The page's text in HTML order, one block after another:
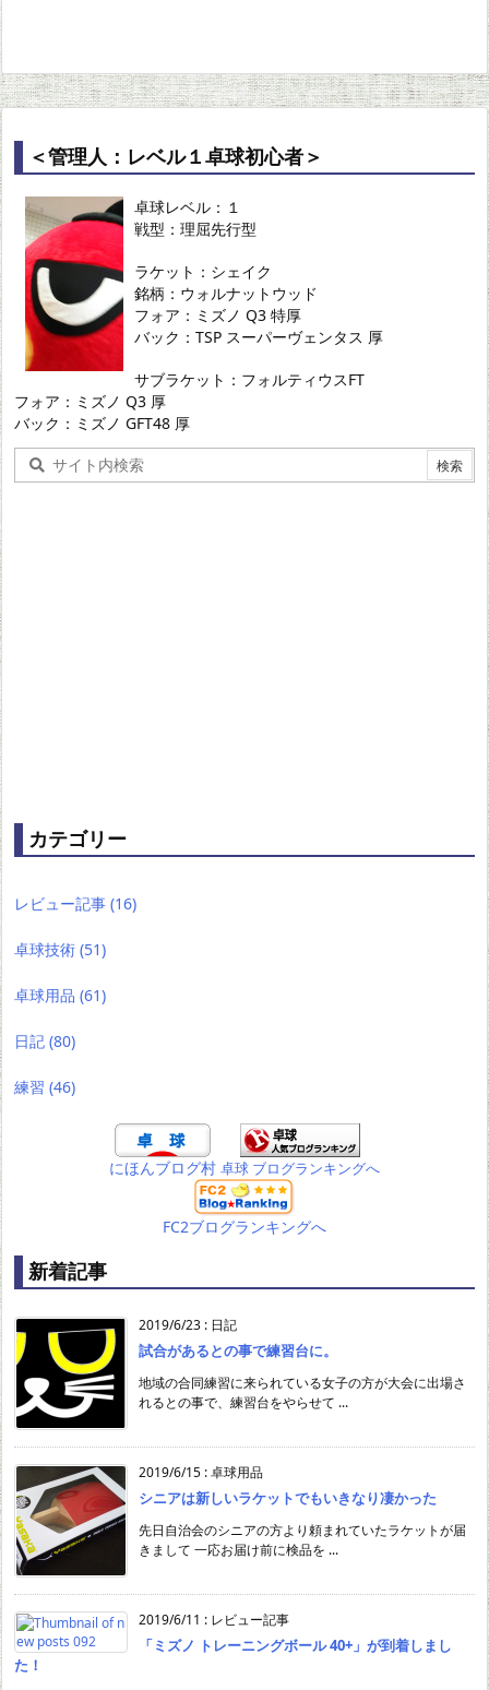
＜管理人：レベル１卓球初心者＞
卓球レベル：１
戦型：理屈先行型
ラケット：シェイク
銘柄：ウォルナットウッド
フォア：ミズノ Q3 特厚
バック：TSP スーパーヴェンタス 厚
サブラケット：フォルティウスFT
フォア：ミズノ Q3 厚
バック：ミズノ GFT48 厚
カテゴリー
レビュー記事 (16)
卓球技術 (51)
卓球用品 (61)
日記 (80)
練習 (46)
にほんブログ村 卓球 ブログランキングへ
FC2ブログランキングへ
新着記事
2019/6/23 : 日記
試合があるとの事で練習台に。
地域の合同練習に来られている女子の方が大会に出場さ
れるとの事で、練習台をやらせて ...
2019/6/15 :卓球用品
シニアは新しいラケットでもいきなり凄かった
先日自治会のシニアの方より頼まれていたラケットが届
きまして 一応お届け前に検品を ...
2019/6/11 : レビュー記事
「ミズノ トレーニングボール 40+」が到着しまし
た！